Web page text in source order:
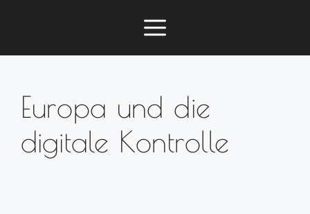
springen
Menü
Europa und die
digitale Kontrolle